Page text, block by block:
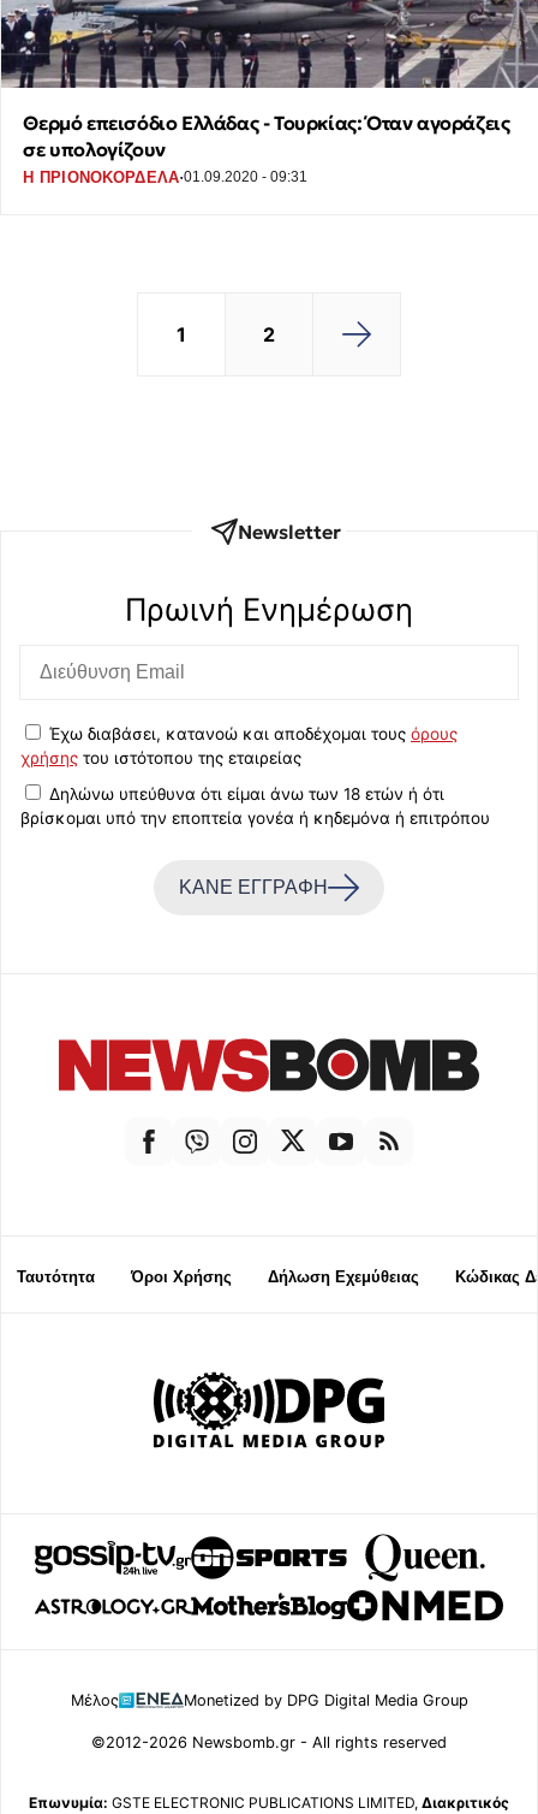
Θερμό επεισόδιο Ελλάδας - Τουρκίας: Όταν αγοράζεις
σε υπολογίζουν
Η ΠΡΙΟΝΟΚΟΡΔΕΛΑ·01.09.2020 - 09:31
1 2
Newsletter
Πρωινή Eνημέρωση
Έχω διαβάσει, κατανοώ και αποδέχομαι τους όρους
χρήσης του ιστότοπου της εταιρείας
Δηλώνω υπεύθυνα ότι είμαι άνω των 18 ετών ή ότι
βρίσκομαι υπό την εποπτεία γονέα ή κηδεμόνα ή επιτρόπου
ΚΑΝΕ ΕΓΓΡΑΦΗ
Ταυτότητα Όροι Χρήσης Δήλωση Εχεμύθειας Κώδικας
Μέλος Monetized by DPG Digital Media Group
©2012-2026 Newsbomb.gr - All rights reserved
Επωνυμία: GSTE ELECTRONIC PUBLICATIONS LIMITED, Διακριτικός